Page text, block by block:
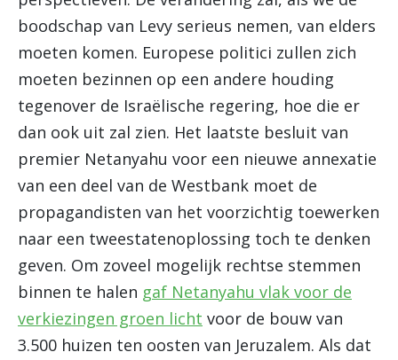
boodschap van Levy serieus nemen, van elders
moeten komen. Europese politici zullen zich
moeten bezinnen op een andere houding
tegenover de Israëlische regering, hoe die er
dan ook uit zal zien. Het laatste besluit van
premier Netanyahu voor een nieuwe annexatie
van een deel van de Westbank moet de
propagandisten van het voorzichtig toewerken
naar een tweestatenoplossing toch te denken
geven. Om zoveel mogelijk rechtse stemmen
binnen te halen gaf Netanyahu vlak voor de
verkiezingen groen licht voor de bouw van
3.500 huizen ten oosten van Jeruzalem. Als dat